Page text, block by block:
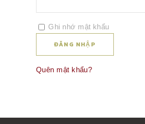
Ghi nhớ mật khẩu
ĐĂNG NHẬP
Quên mật khẩu?